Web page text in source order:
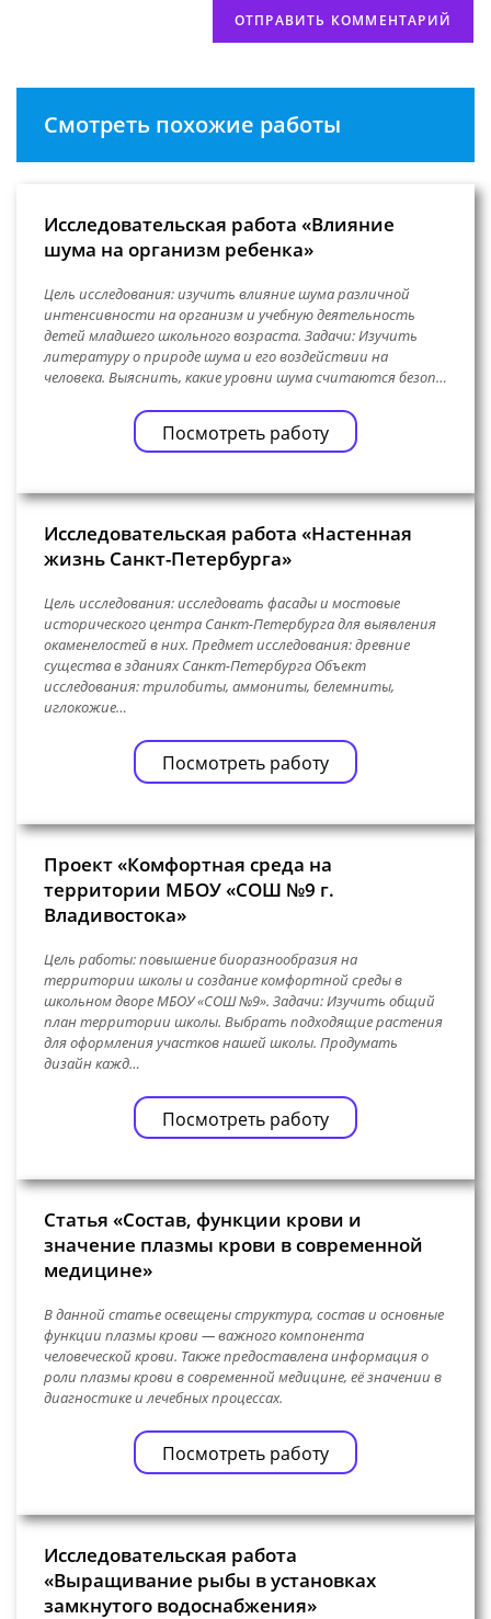
Смотреть похожие работы
Исследовательская работа «Влияние
шума на организм ребенка»
Цель исследования: изучить влияние шума различной
интенсивности на организм и учебную деятельность
детей младшего школьного возраста. Задачи: Изучить
литературу о природе шума и его воздействии на
человека. Выяснить, какие уровни шума считаются безоп…
Посмотреть работу
Исследовательская работа «Настенная
жизнь Санкт-Петербурга»
Цель исследования: исследовать фасады и мостовые
исторического центра Санкт-Петербурга для выявления
окаменелостей в них. Предмет исследования: древние
существа в зданиях Санкт-Петербурга Объект
исследования: трилобиты, аммониты, белемниты,
иглокожие…
Посмотреть работу
Проект «Комфортная среда на
территории МБОУ «СОШ №9 г.
Владивостока»
Цель работы: повышение биоразнообразия на
территории школы и создание комфортной среды в
школьном дворе МБОУ «СОШ №9». Задачи: Изучить общий
план территории школы. Выбрать подходящие растения
для оформления участков нашей школы. Продумать
дизайн кажд…
Посмотреть работу
Статья «Состав, функции крови и
значение плазмы крови в современной
медицине»
В данной статье освещены структура, состав и основные
функции плазмы крови — важного компонента
человеческой крови. Также предоставлена информация о
роли плазмы крови в современной медицине, её значении в
диагностике и лечебных процессах.
Посмотреть работу
Исследовательская работа
«Выращивание рыбы в установках
замкнутого водоснабжения»